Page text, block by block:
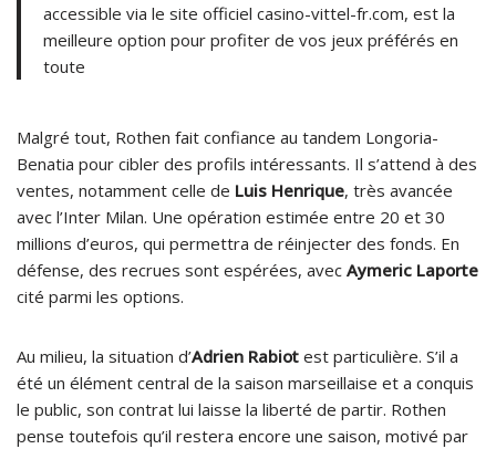
accessible via le site officiel casino-vittel-fr.com, est la
meilleure option pour profiter de vos jeux préférés en
toute
Malgré tout, Rothen fait confiance au tandem Longoria-
Benatia pour cibler des profils intéressants. Il s’attend à des
ventes, notamment celle de Luis Henrique, très avancée
avec l’Inter Milan. Une opération estimée entre 20 et 30
millions d’euros, qui permettra de réinjecter des fonds. En
défense, des recrues sont espérées, avec Aymeric Laporte
cité parmi les options.
Au milieu, la situation d’Adrien Rabiot est particulière. S’il a
été un élément central de la saison marseillaise et a conquis
le public, son contrat lui laisse la liberté de partir. Rothen
pense toutefois qu’il restera encore une saison, motivé par